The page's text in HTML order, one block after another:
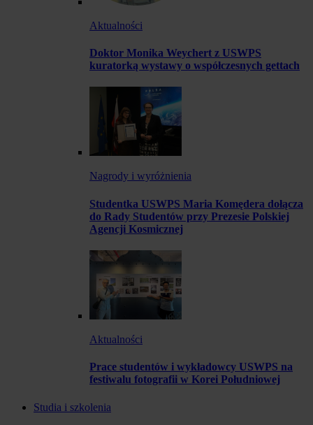
Aktualności
Doktor Monika Weychert z USWPS
kuratorką wystawy o współczesnych gettach
Nagrody i wyróżnienia
Studentka USWPS Maria Komędera dołącza
do Rady Studentów przy Prezesie Polskiej
Agencji Kosmicznej
Aktualności
Prace studentów i wykładowcy USWPS na
festiwalu fotografii w Korei Południowej
Studia i szkolenia